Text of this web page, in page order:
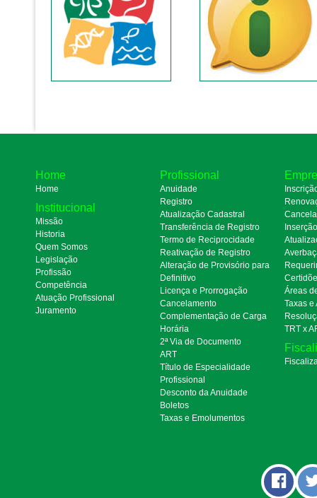
Home
Home
Institucional
Missão
Historia
Quem Somos
Legislação
Profissão
Competência
Atuação Profissional
Juramento
Profissional
Anuidade
Registro
Atualização Cadastral
Transferência de Registro
Termo de Reciprocidade
Reativação de Registro
Alteração de Provisório para
Definitivo
Licença e Prorrogação
Cancelamento
Complementação de Carga
Horária
2ª Via de Documento
ART
Título de Especialidade
Profissional
Desconto da Anuidade
Boletos
Taxas e Emolumentos
Áreas
Taxas e
TRT x